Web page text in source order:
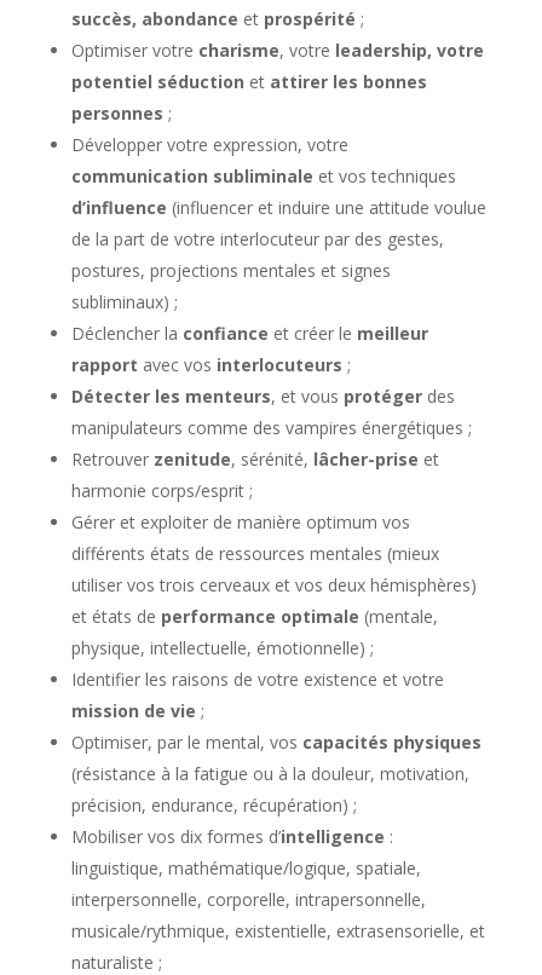
succès, abondance et prospérité ;
Optimiser votre charisme, votre leadership, votre
potentiel séduction etattirer les bonnes
personnes ;
Développer votre expression, votre
communication subliminale et vos techniques
d’influence (influencer et induire une attitude voulue
de la part de votre interlocuteur par des gestes,
postures, projections mentales et signes
subliminaux) ;
Déclencher la confiance et créer le meilleur
rapport avec vos interlocuteurs ;
Détecter les menteurs, et vous protégerdes
manipulateurs comme des vampires énergétiques ;
Retrouver zenitude, sérénité, lâcher-prise et
harmonie corps/esprit ;
Gérer et exploiter de manière optimum vos
différents états de ressources mentales (mieux
utiliser vos trois cerveaux et vos deux hémisphères)
et états de performance optimale (mentale,
physique, intellectuelle, émotionnelle) ;
Identifier les raisons de votre existence et votre
mission de vie ;
Optimiser, par le mental, vos capacités physiques
(résistance à la fatigue ou à la douleur, motivation,
précision, endurance, récupération) ;
Mobiliser vos dix formes d’intelligence :
linguistique, mathématique/logique, spatiale,
interpersonnelle, corporelle, intrapersonnelle,
musicale/rythmique, existentielle, extrasensorielle, et
naturaliste ;